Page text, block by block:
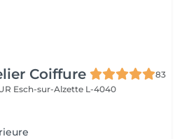
Coiffure
83
Esch-sur-Alzette L-4040